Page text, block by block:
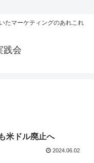
たマーケティングのあれこれ
践会
米ドル廃止へ
2024.06.02